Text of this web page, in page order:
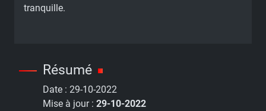
tranquille.
Résumé
Date : 29-10-2022
Mise à jour : 29-10-2022